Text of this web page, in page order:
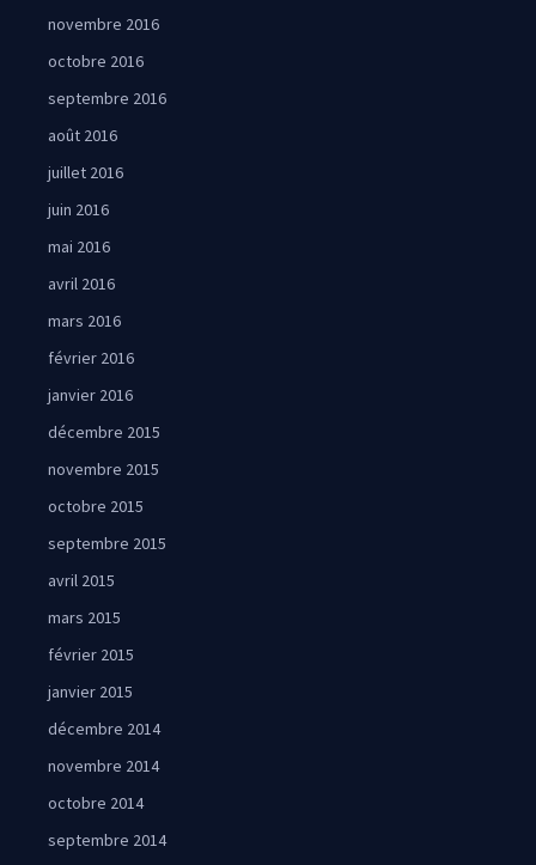
novembre 2016
octobre 2016
septembre 2016
août 2016
juillet 2016
juin 2016
mai 2016
avril 2016
mars 2016
février 2016
janvier 2016
décembre 2015
novembre 2015
octobre 2015
septembre 2015
avril 2015
mars 2015
février 2015
janvier 2015
décembre 2014
novembre 2014
octobre 2014
septembre 2014